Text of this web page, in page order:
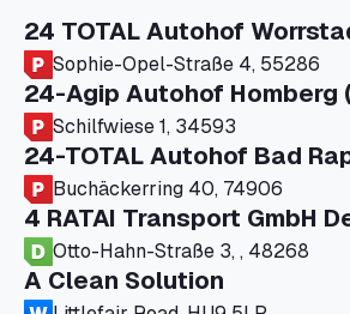
24 TOTAL Autohof
Sophie-Opel-Straße 4, 55286
24-Agip Autohof Homberg
Schilfwiese 1, 34593
24-TOTAL Autohof Bad
Buchäckerring 40, 74906
4 RATAI Transport GmbH
Otto-Hahn-Straße 3, , 48268
A Clean Solution